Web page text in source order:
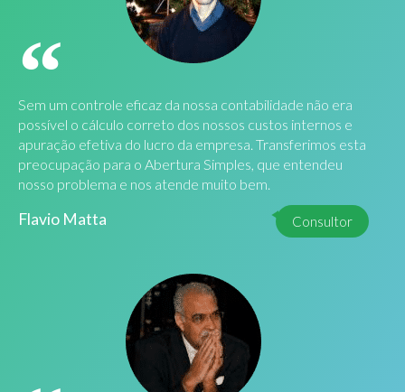
Sem um controle eficaz da nossa contabilidade não era
possível o cálculo correto dos nossos custos internos e
apuração efetiva do lucro da empresa. Transferimos esta
preocupação para o Abertura Simples, que entendeu
nosso problema e nos atende muito bem.
Flavio Matta Consultor